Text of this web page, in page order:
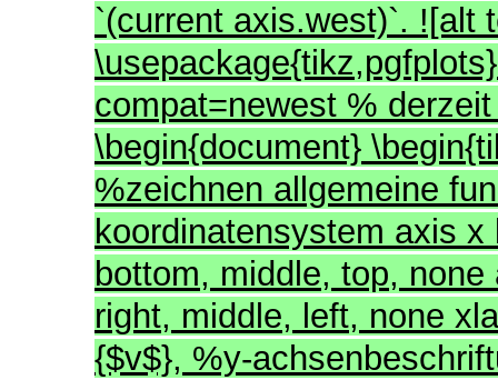
`(current axis.west)`. ![alt
compat=newest %
\begin{document}
%zeichnen allgemeine
koordinatensystem axis
bottom, middle, top,
right, middle, left, none
{$v$}, %y-